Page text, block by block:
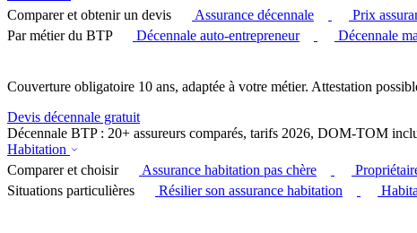
Comparer et obtenir un devis
Assurance décennale Prix
Par métier du BTP
Décennale auto-entrepreneur Décennale
Couverture obligatoire 10 ans, adaptée à votre métier. Attestation
Devis décennale gratuit
Décennale BTP : 20+ assureurs comparés, tarifs 2026, DOM-TOM
Habitation
Comparer et choisir
Assurance habitation pas chère
Situations particulières
Résilier son assurance habitation